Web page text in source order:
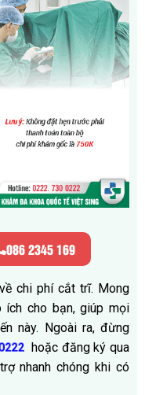
086 2345 169
chi phí cắt trĩ. Mong
ích cho bạn, giúp mọi
này. Ngoài ra, đừng
hoặc đăng ký qua
nhanh chóng khi có